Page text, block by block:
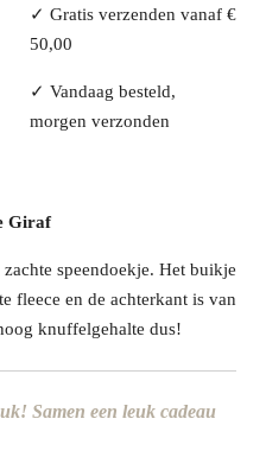
✓ Gratis verzenden vanaf €
50,00
✓ Vandaag besteld,
morgen verzonden
Giraf
speendoekje. Het buikje
fleece en de achterkant is van
knuffelgehalte dus!
Samen een leuk cadeau